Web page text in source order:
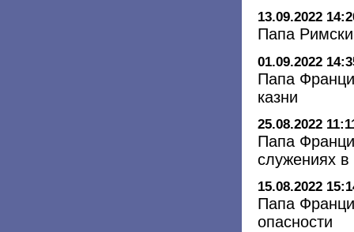
13.09.2022
Папа
01.09.2022
Папа
казни
25.08.2022
Папа
служениях
15.08.2022
Папа
опасности